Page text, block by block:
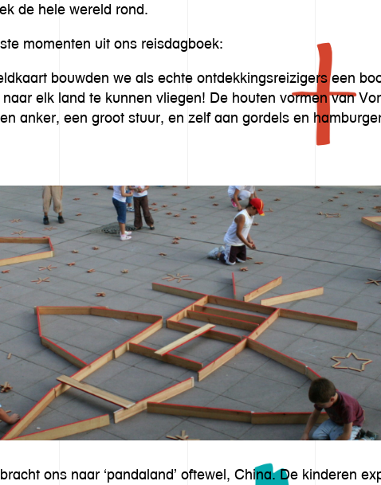
de hele wereld rond.
momenten uit ons reisdagboek:
bouwden we als echte ontdekkingsreizigers een
elk land te kunnen vliegen! De houten vormen van
anker, een groot stuur, en zelf aan gordels en
ons naar ‘pandaland’ oftewel, China. De kinderen